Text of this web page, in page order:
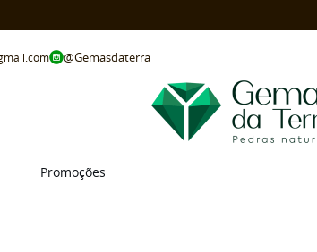
@Gemasdaterra
Promoções